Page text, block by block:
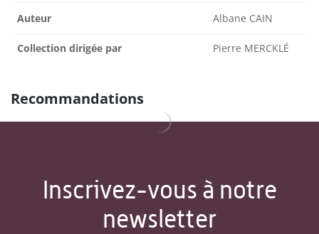
Auteur Albane CAIN
Collection dirigée par Pierre MERCKLÉ
Recommandations
Inscrivez-vous à notre
newsletter